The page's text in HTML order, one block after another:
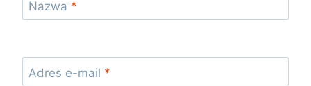
Nazwa *
Adres e-mail *